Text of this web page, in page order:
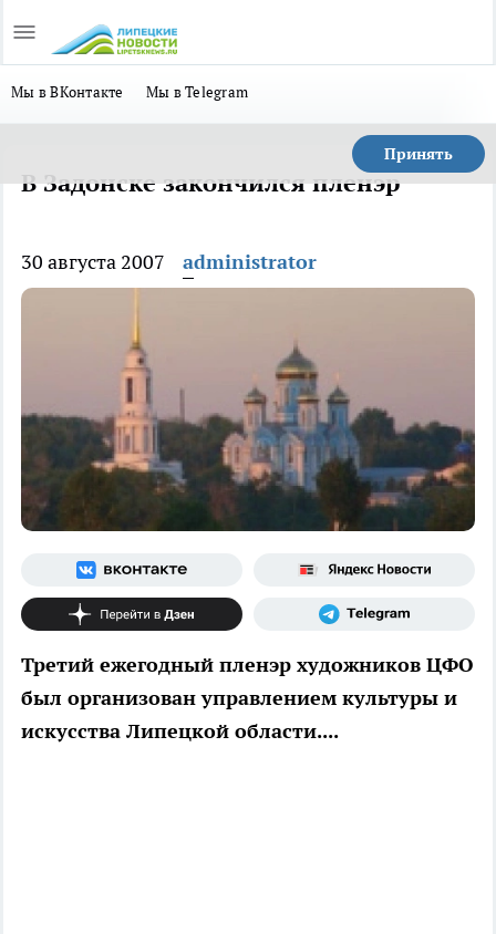
Мы в ВКонтакте Мы в Telegram
Принять
В Задонске закончился пленэр
30 августа 2007 administrator
Третий ежегодный пленэр художников ЦФО
был организован управлением культуры и
искусства Липецкой области....